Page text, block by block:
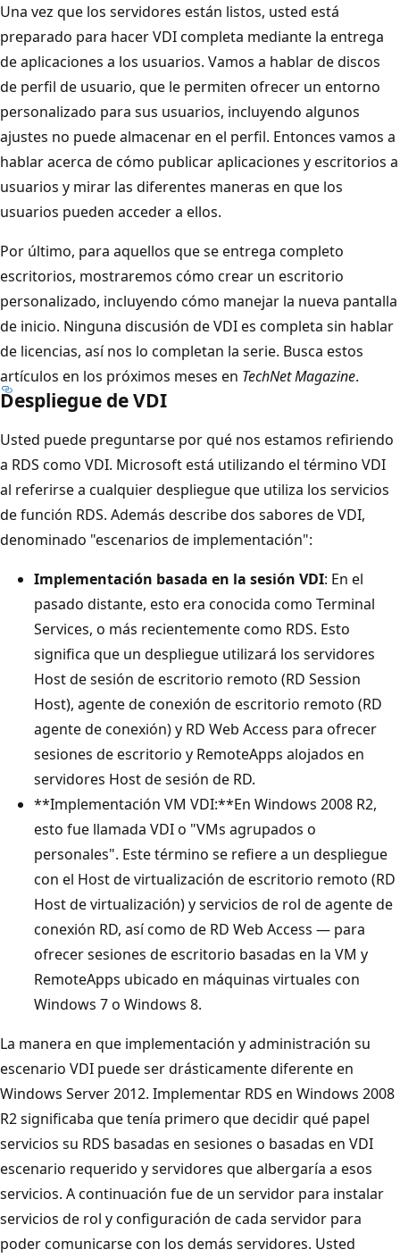
Una vez que los servidores están listos, usted está
preparado para hacer VDI completa mediante la entrega
de aplicaciones a los usuarios. Vamos a hablar de discos
de perfil de usuario, que le permiten ofrecer un entorno
personalizado para sus usuarios, incluyendo algunos
ajustes no puede almacenar en el perfil. Entonces vamos a
hablar acerca de cómo publicar aplicaciones y escritorios a
usuarios y mirar las diferentes maneras en que los
usuarios pueden acceder a ellos.
Por último, para aquellos que se entrega completo
escritorios, mostraremos cómo crear un escritorio
personalizado, incluyendo cómo manejar la nueva pantalla
de inicio. Ninguna discusión de VDI es completa sin hablar
de licencias, así nos lo completan la serie. Busca estos
artículos en los próximos meses en TechNet Magazine.
Despliegue de VDI
Usted puede preguntarse por qué nos estamos refiriendo
a RDS como VDI. Microsoft está utilizando el término VDI
al referirse a cualquier despliegue que utiliza los servicios
de función RDS. Además describe dos sabores de VDI,
denominado "escenarios de implementación":
Implementación basada en la sesión VDI: En el
pasado distante, esto era conocida como Terminal
Services, o más recientemente como RDS. Esto
significa que un despliegue utilizará los servidores
Host de sesión de escritorio remoto (RD Session
Host), agente de conexión de escritorio remoto (RD
agente de conexión) y RD Web Access para ofrecer
sesiones de escritorio y RemoteApps alojados en
servidores Host de sesión de RD.
**Implementación VM VDI:**En Windows 2008 R2,
esto fue llamada VDI o "VMs agrupados o
personales". Este término se refiere a un despliegue
con el Host de virtualización de escritorio remoto (RD
Host de virtualización) y servicios de rol de agente de
conexión RD, así como de RD Web Access — para
ofrecer sesiones de escritorio basadas en la VM y
RemoteApps ubicado en máquinas virtuales con
Windows 7 o Windows 8.
La manera en que implementación y administración su
escenario VDI puede ser drásticamente diferente en
Windows Server 2012. Implementar RDS en Windows 2008
R2 significaba que tenía primero que decidir qué papel
servicios su RDS basadas en sesiones o basadas en VDI
escenario requerido y servidores que albergaría a esos
servicios. A continuación fue de un servidor para instalar
servicios de rol y configuración de cada servidor para
poder comunicarse con los demás servidores. Usted